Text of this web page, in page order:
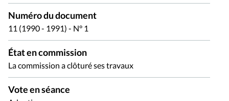
Numéro du document
11 (1990 - 1991) - N° 1
État en commission
La commission a clôturé ses travaux
Vote en séance